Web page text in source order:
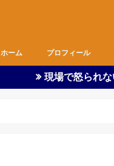
ホーム プロフィール
現場で怒られ